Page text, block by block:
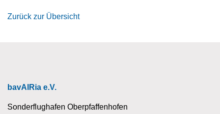
Zurück zur Übersicht
bavAIRia e.V.
Sonderflughafen Oberpfaffenhofen